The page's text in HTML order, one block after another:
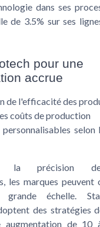
dans ses
de 3.5% sur ses
pour une
accrue
de l'efficacité des
coûts de production
selon
la précision
les marques peuvent
grande échelle.
des stratégies
augmentation de 10